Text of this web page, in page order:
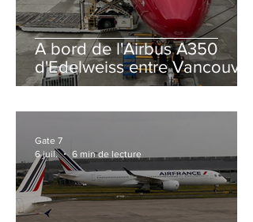
A bord de l'Airbus A350
d'Edelweiss entre Vancouver
et Zurich
Gate 7
6 juil.
6 min de lecture